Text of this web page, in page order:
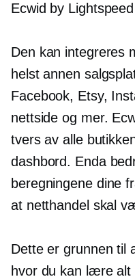
Ecwid by
Den kan integreres
helst annen
Facebook, Etsy,
nettside og mer.
tvers av alle
dashbord. Enda
beregningene dine
at netthandel skal
Dette er grunnen til
hvor du kan lære alt